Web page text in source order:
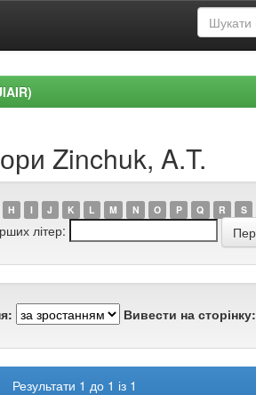
Zinchuk, A.T.
H I J K L M N O P Q R S
літер:
Вивести на сторінку:
Результати 1 до 1 із 1